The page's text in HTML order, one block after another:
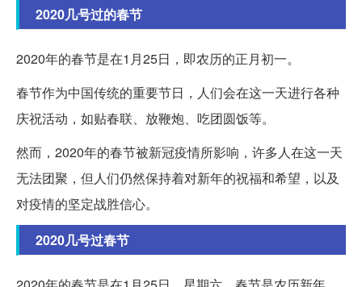
2020几号过的春节
2020年的春节是在1月25日，即农历的正月初一。
春节作为中国传统的重要节日，人们会在这一天进行各种
庆祝活动，如贴春联、放鞭炮、吃团圆饭等。
然而，2020年的春节被新冠疫情所影响，许多人在这一天
无法团聚，但人们仍然保持着对新年的祝福和希望，以及
对疫情的坚定战胜信心。
2020几号过春节